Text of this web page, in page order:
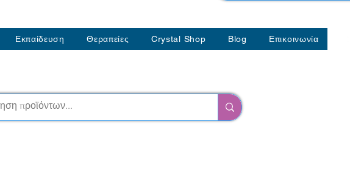
Εκπαίδευση Θεραπείες Crystal Shop Blog Επικοινωνία